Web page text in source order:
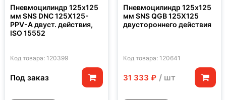
Пневмоцилиндр 125x125
мм SNS DNC 125X125-
PPV-A двуст. действия,
ISO 15552
Код товара: 120399
Под заказ
Пневмоцилиндр 125x125
мм SNS QGB 125X125
двустороннего действия
Код товара: 120641
31 333 ₽ / шт